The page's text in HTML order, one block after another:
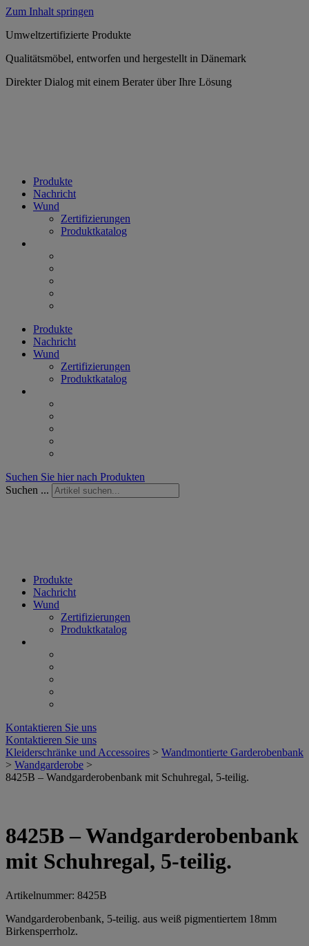
Zum Inhalt springen
Umweltzertifizierte Produkte
Qualitätsmöbel, entworfen und hergestellt in Dänemark
Direkter Dialog mit einem Berater über Ihre Lösung
Produkte
Nachricht
Wund
Zertifizierungen
Produktkatalog
Produkte
Nachricht
Wund
Zertifizierungen
Produktkatalog
Suchen Sie hier nach Produkten
Suchen ...
Produkte
Nachricht
Wund
Zertifizierungen
Produktkatalog
Kontaktieren Sie uns
Kontaktieren Sie uns
Kleiderschränke und Accessoires > Wandmontierte Garderobenbank
> Wandgarderobe >
8425B – Wandgarderobenbank mit Schuhregal, 5-teilig.
8425B – Wandgarderobenbank
mit Schuhregal, 5-teilig.
Artikelnummer: 8425B
Wandgarderobenbank, 5-teilig. aus weiß pigmentiertem 18mm
Birkensperrholz.